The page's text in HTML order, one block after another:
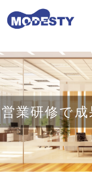
業研修で